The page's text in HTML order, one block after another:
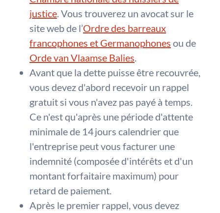
justice. Vous trouverez un avocat sur le
site web de l’Ordre des barreaux
francophones et Germanophones ou de
Orde van Vlaamse Balies.
Avant que la dette puisse être recouvrée,
vous devez d'abord recevoir un rappel
gratuit si vous n'avez pas payé à temps.
Ce n'est qu'après une période d'attente
minimale de 14 jours calendrier que
l'entreprise peut vous facturer une
indemnité (composée d'intérêts et d'un
montant forfaitaire maximum) pour
retard de paiement.
Après le premier rappel, vous devez